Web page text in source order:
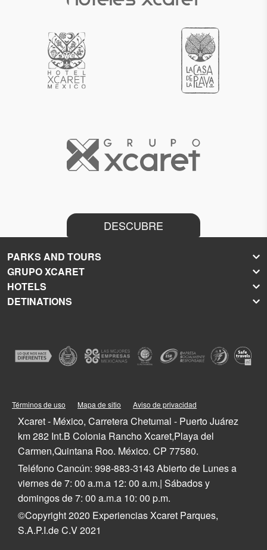
DESCUBRE
PARKS AND TOURS
Xcaret
Xel-Há
Xplor
Xenotes
GRUPO XCARET
About Grupo Xcaret
Press Room
Education
HOTELS
Hoteles Xcaret
La Casa de la Playa
All-Fun Inclusive
Playa del Carmen Hotels
Riviera Maya Hotels
DETINATIONS
Playa del Carmen
Tulum
Quintana Roo
Mexico
Términos de uso Mapa de sitio Aviso de privacidad
Xcaret - México, Carretera Chetumal - Puerto Juárez
km 282 Int.B Colonia Rancho Xcaret,Playa del
Carmen,Quintana Roo. México. CP 77580.
Teléfono Cancún: 998-883-3143 Abierto de Lunes a
viernes de 7: 00 a.m.a 12: 00 a.m.| Sábados y
domingos de 7: 00 a.m.a 10: 00 p.m.
©Copyright 2020 Experiencias Xcaret Parques,
S.A.P.I.de C.V 2021